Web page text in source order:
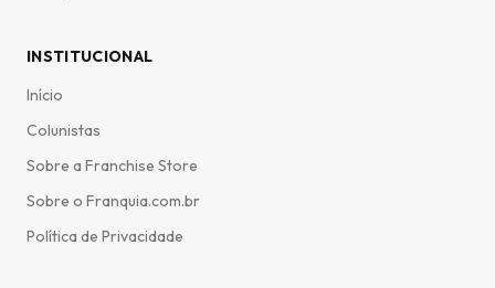
INSTITUCIONAL
Início
Colunistas
Sobre a Franchise Store
Sobre o Franquia.com.br
Política de Privacidade